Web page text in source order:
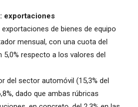
exportaciones
de bienes de equipo
mensual, con una cuota del
5,0% respecto a los valores del
del sector automóvil (15,3% del
dado que ambas rúbricas